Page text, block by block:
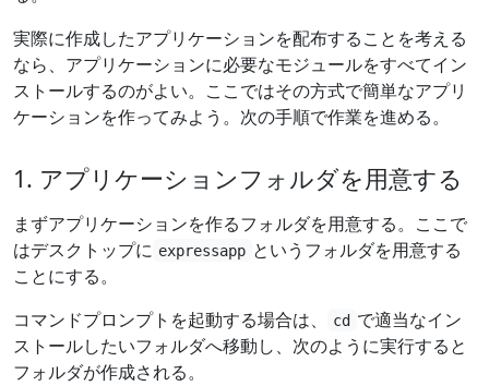
実際に作成したアプリケーションを配布することを考える
なら、アプリケーションに必要なモジュールをすべてイン
ストールするのがよい。ここではその方式で簡単なアプリ
ケーションを作ってみよう。次の手順で作業を進める。
1. アプリケーションフォルダを用意する
まずアプリケーションを作るフォルダを用意する。ここで
はデスクトップに expressapp というフォルダを用意する
ことにする。
コマンドプロンプトを起動する場合は、
cd で適当なイン
ストールしたいフォルダへ移動し、次のように実行すると
フォルダが作成される。